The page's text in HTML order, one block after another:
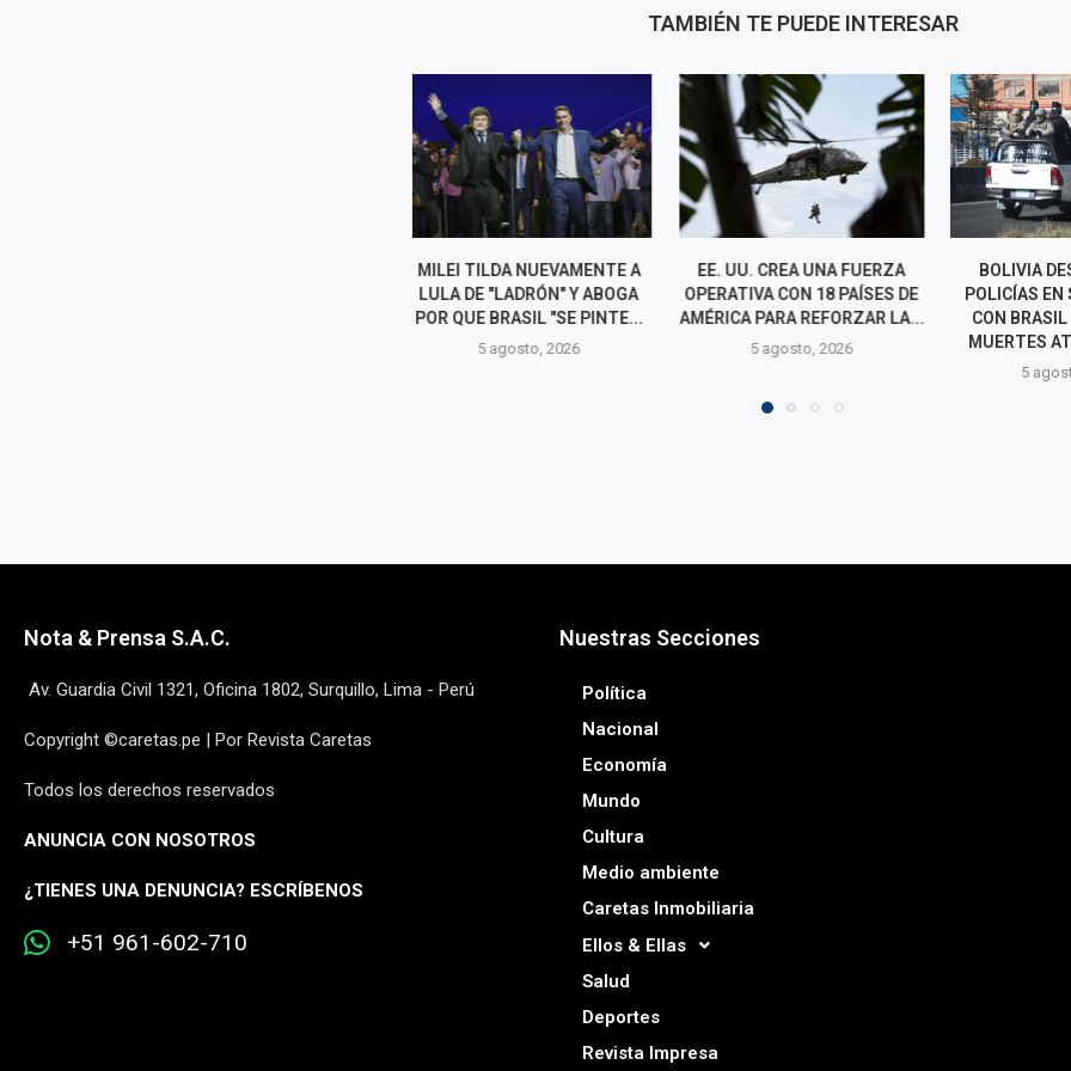
TAMBIÉN TE PUEDE INTERESAR
EE. UU. CREA UNA FUERZA
OPERATIVA CON 18 PAÍSES DE
AMÉRICA PARA REFORZAR LA...
5 agosto, 2026
BOLIVIA DESPLIEGA 200
POLICÍAS EN SU FRONTERA
CON BRASIL TRAS NUEVE
MUERTES ATRIBUIDOS A...
PLAN DE
EL
4
Nota & Prensa S.A.C.
Av. Guardia Civil 1321, Oficina 1802, Surquillo, Lima - Perú
Copyright ©caretas.pe | Por Revista Caretas
Todos los derechos reservados
ANUNCIA CON NOSOTROS
¿TIENES UNA DENUNCIA? ESCRÍBENOS
+51 961-602-710
Nuestras Secciones
Política
Nacional
Economía
Mundo
Cultura
Medio ambiente
Caretas Inmobiliaria
Ellos & Ellas
Salud
Deportes
Revista Impresa